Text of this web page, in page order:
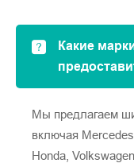
Какие
Мы предлагаем
включая
Honda,